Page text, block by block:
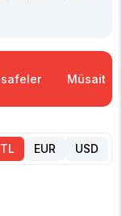
Müsaitlik
TL EUR USD